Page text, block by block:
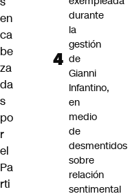
en
ca
be
za
da
s
po
r
el
Pa
rti
durante
la
gestión
de
Gianni
Infantino,
en
medio
de
desmentidos
sobre
relación
sentimental